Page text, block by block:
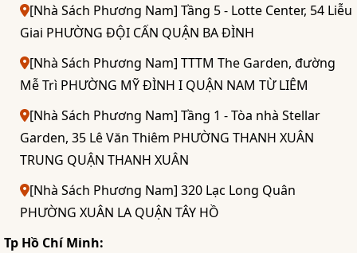
[Nhà Sách Phương Nam] Tầng 5 - Lotte Center, 54 Liễu
Giai PHƯỜNG ĐỘI CẤN QUẬN BA ĐÌNH
[Nhà Sách Phương Nam] TTTM The Garden, đường
Mễ Trì PHƯỜNG MỸ ĐÌNH I QUẬN NAM TỪ LIÊM
[Nhà Sách Phương Nam] Tầng 1 - Tòa nhà Stellar
Garden, 35 Lê Văn Thiêm PHƯỜNG THANH XUÂN
TRUNG QUẬN THANH XUÂN
[Nhà Sách Phương Nam] 320 Lạc Long Quân
PHƯỜNG XUÂN LA QUẬN TÂY HỒ
Tp Hồ Chí Minh: